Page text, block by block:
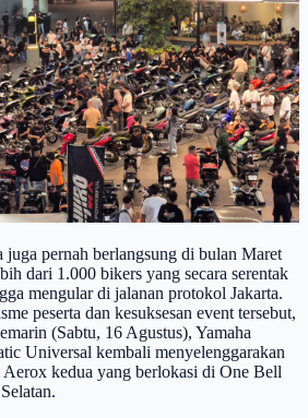
juga pernah berlangsung di bulan Maret
dari 1.000 bikers yang secara serentak
mengular di jalanan protokol Jakarta.
peserta dan kesuksesan eventtersebut,
(Sabtu, 16 Agustus), Yamaha
Universal kembali menyelenggarakan
Aerox kedua yang berlokasi di One Bell